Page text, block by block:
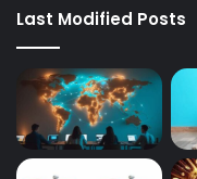
Last Modified Posts